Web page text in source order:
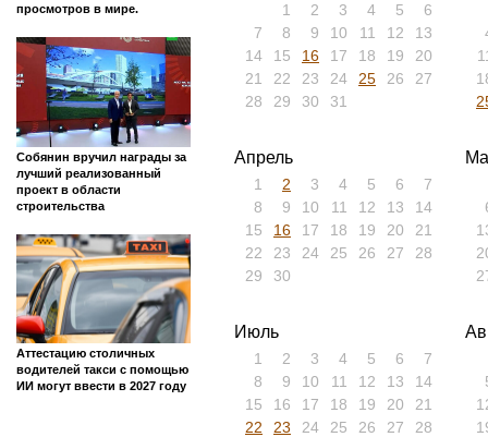
просмотров в мире.
Собянин вручил награды за
лучший реализованный
проект в области
строительства
Аттестацию столичных
водителей такси с помощью
ИИ могут ввести в 2027 году
1 2 3 4 5
6
7
8 9 10 11 12
13
14
15 16 17 18 19
20
21
22 23 24 25 26
27
28
29 30 31
Апрель
1 2 3 4 5 6
7
8
9 10 11 12 13
14
15
16 17 18 19 20
21
22
23 24 25 26 27
28
29
30
Июль
1 2 3 4 5 6
7
8
9 10 11 12 13
14
15
16 17 18 19 20
21
22
23 24 25 26 27
28